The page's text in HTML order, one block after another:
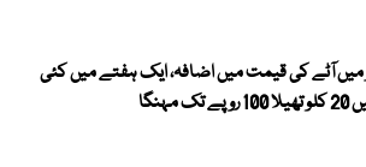
آٹے کی قیمت میں اضافہ، ایک ہفتے میں کئی
مہنگا